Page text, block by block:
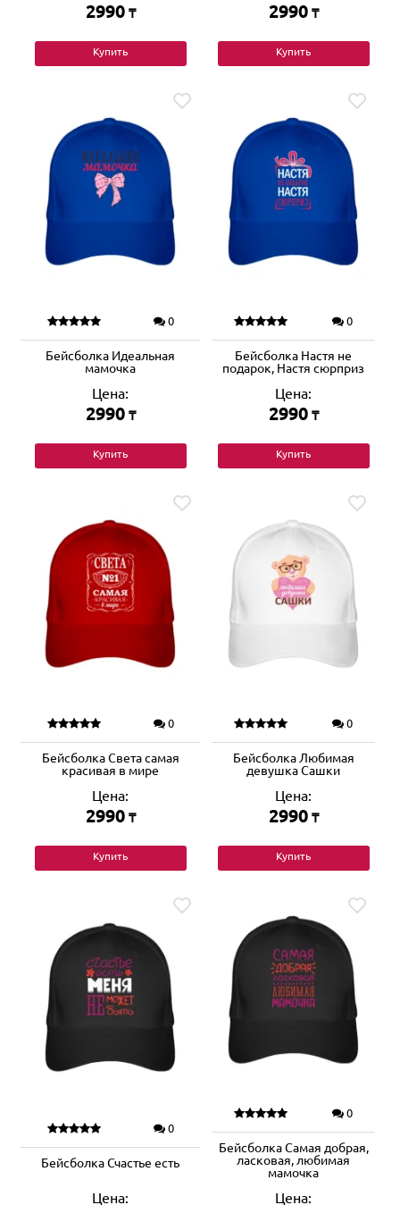
2990 ₸
Купить
2990 ₸
Купить
0
Бейсболка Идеальная
мамочка
Цена:
2990 ₸
Купить
0
Бейсболка Настя не
подарок, Настя сюрприз
Цена:
2990 ₸
Купить
0
Бейсболка Света самая
красивая в мире
Цена:
2990 ₸
Купить
0
Бейсболка Любимая
девушка Сашки
Цена:
2990 ₸
Купить
0
Бейсболка Счастье есть
Цена:
0
Бейсболка Самая добрая,
ласковая, любимая
мамочка
Цена: